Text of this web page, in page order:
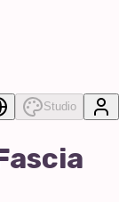
Studio